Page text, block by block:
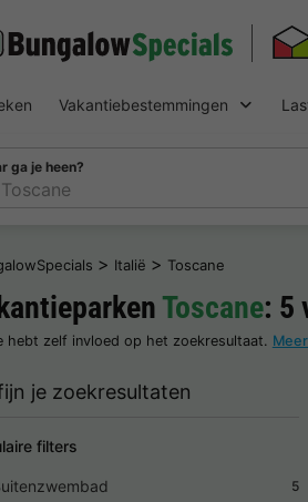
Vakantiebestemmingen
ga je heen?
> Italië > Toscane
Toscane: 5
hebt zelf invloed op het zoekresultaat.
je zoekresultaten
filters
5